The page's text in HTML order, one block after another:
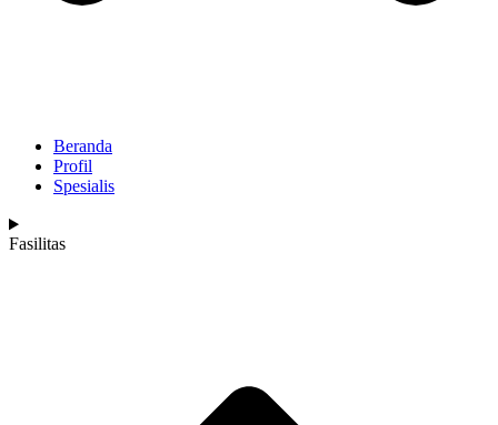
Beranda
Profil
Spesialis
Fasilitas